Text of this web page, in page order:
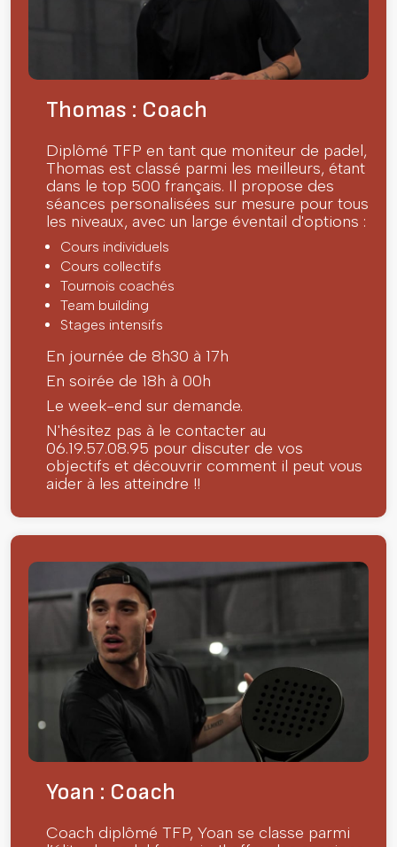
Thomas : Coach
Diplômé TFP en tant que moniteur de padel,
Thomas est classé parmi les meilleurs, étant
dans le top 500 français. Il propose des
séances personalisées sur mesure pour tous
les niveaux, avec un large éventail d'options :
Cours individuels
Cours collectifs
Tournois coachés
Team building
Stages intensifs
En journée de 8h30 à 17h
En soirée de 18h à 00h
Le week-end sur demande.
N'hésitez pas à le contacter au
06.19.57.08.95 pour discuter de vos
objectifs et découvrir comment il peut vous
aider à les atteindre !!
Yoan : Coach
Coach diplômé TFP, Yoan se classe parmi